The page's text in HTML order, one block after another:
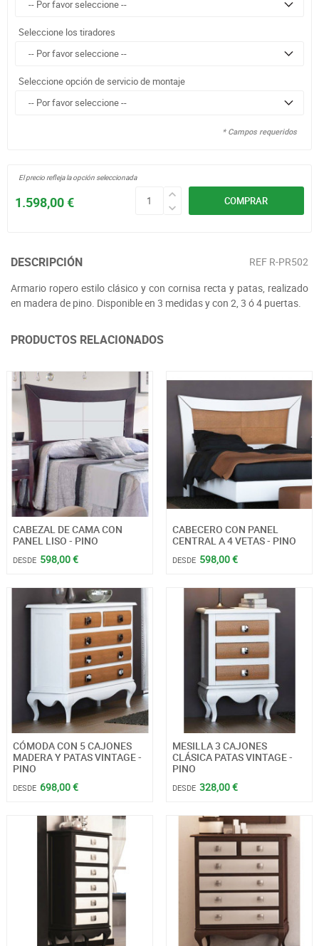
Seleccione los tiradores
Seleccione opción de servicio de montaje
* Campos requeridos
COMPRAR
1.598,00 €
El precio refleja la opción seleccionada
DESCRIPCIÓN REF R-PR502
Armario ropero estilo clásico y con cornisa recta y patas, realizado
en madera de pino. Disponible en 3 medidas y con 2, 3 ó 4 puertas.
PRODUCTOS RELACIONADOS
CABEZAL DE CAMA CON
PANEL LISO - PINO
DESDE 598,00 €
CABECERO CON PANEL
CENTRAL A 4 VETAS - PINO
DESDE 598,00 €
CÓMODA CON 5 CAJONES
MADERA Y PATAS VINTAGE -
PINO
DESDE 698,00 €
MESILLA 3 CAJONES
CLÁSICA PATAS VINTAGE -
PINO
DESDE 328,00 €